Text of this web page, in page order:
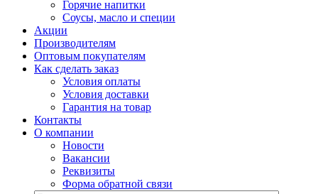
Горячие напитки
Соусы, масло и специи
Акции
Производителям
Оптовым покупателям
Как сделать заказ
Условия оплаты
Условия доставки
Гарантия на товар
Контакты
О компании
Новости
Вакансии
Реквизиты
Форма обратной связи